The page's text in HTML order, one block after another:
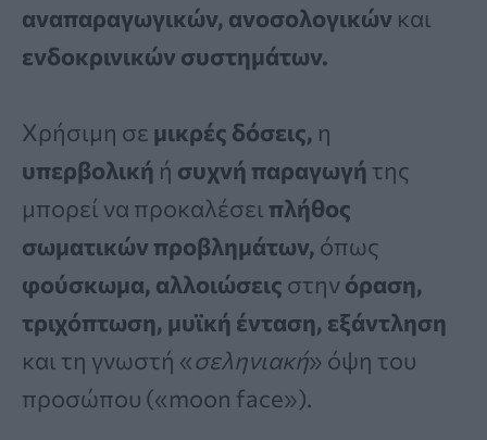
αναπαραγωγικών, ανοσολογικών και
ενδοκρινικών συστημάτων.
Χρήσιμη σε μικρές δόσεις, η
υπερβολική ή συχνή παραγωγή της
μπορεί να προκαλέσει πλήθος
σωματικών προβλημάτων, όπως
φούσκωμα, αλλοιώσεις στην όραση,
τριχόπτωση, μυϊκή ένταση, εξάντληση
και τη γνωστή «σεληνιακή» όψη του
προσώπου («moon face»).